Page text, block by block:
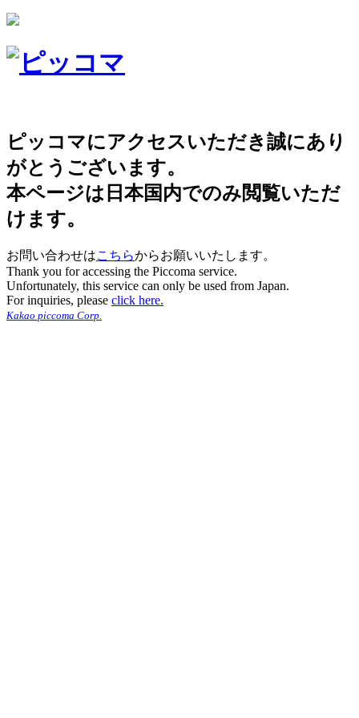
ピッコマにアクセスいただき誠にあり
がとうございます。
本ページは日本国内でのみ閲覧いただ
けます。
お問い合わせはこちらからお願いいたします。
Thank you for accessing the Piccoma service.
Unfortunately, this service can only be used from Japan.
For inquiries, please click here.
Kakao piccoma Corp.